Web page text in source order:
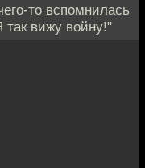
то вспомнилась
так вижу войну!"